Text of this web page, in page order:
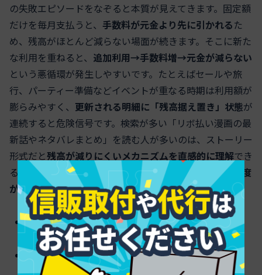
の失敗エピソードをなぞると本質が見えてきます。固定額
だけを毎月支払うと、 手数料が元金より先に引かれるた
め、残高がほとんど減らない場面が続きます。そこに新た
な利用を重ねると、 追加利用→手数料増→元金が減らない
という悪循環が発生しやすいです。たとえばセールや旅
行、パーティー準備などイベントが重なる時期は利用額が
膨らみやすく、 更新される明細に「残高据え置き」状態が
連続すると危険信号です。検索が多い「リボ払い漫画の最
新話やネタバレまとめ」を読む人が多いのは、ストーリー
形式だと残高が減りにくいメカニズムを直感的に理解でき
るからです。最初は小さな便利さでも、
固定額と利用頻度
がかみ合うと雪だるまになり得ます。
固定額の支払いでは手数料が先行しがち
追加利用が積み上がると残高が視覚以上に重くなる